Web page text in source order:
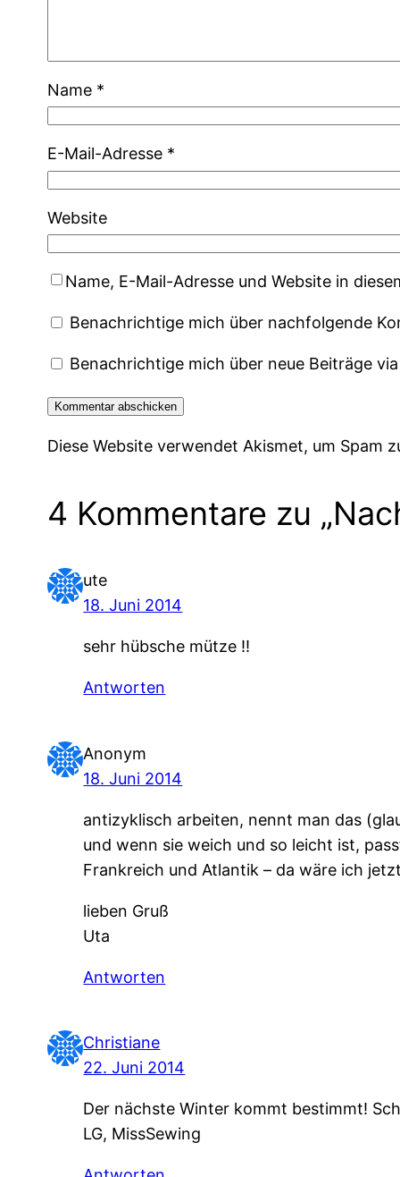
Name *
E-Mail-Adresse *
Website
Name, E-Mail-Adresse und Website in
Benachrichtige mich über nachfolgende
Benachrichtige mich über neue Beiträge
Diese Website verwendet Akismet, um Spam
4 Kommentare zu
ute
18. Juni 2014
sehr hübsche mütze !!
Antworten
Anonym
18. Juni 2014
antizyklisch arbeiten, nennt man das
und wenn sie weich und so leicht ist,
Frankreich und Atlantik – da wäre ich
lieben Gruß
Uta
Antworten
Christiane
22. Juni 2014
Der nächste Winter kommt bestimmt!
LG, MissSewing